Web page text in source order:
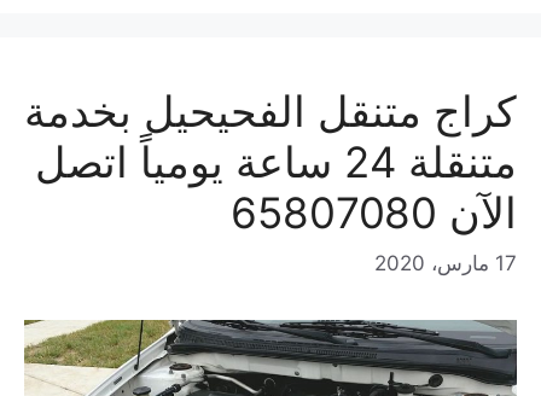
كراج متنقل الفحيحيل بخدمة
متنقلة 24 ساعة يومياً اتصل
الآن 65807080
17 مارس، 2020